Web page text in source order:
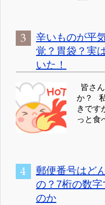
辛いものが平
覚？胃袋？実
いた！
皆さ
か？
きです
っと食
郵便番号はど
の？7桁の数
のか